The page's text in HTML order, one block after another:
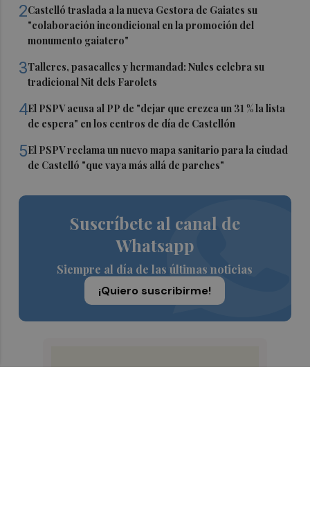
2Castelló traslada a la nueva Gestora de Gaiates su
"colaboración incondicional en la promoción del
monumento gaiatero"
3Talleres, pasacalles y hermandad: Nules celebra su
tradicional Nit dels Farolets
4El PSPV acusa al PP de "dejar que crezca un 31 % la lista
de espera" en los centros de día de Castellón
5El PSPV reclama un nuevo mapa sanitario para la ciudad
de Castelló "que vaya más allá de parches"
Suscríbete al canal de
Whatsapp
Siempre al día de las últimas noticias
¡Quiero suscribirme!